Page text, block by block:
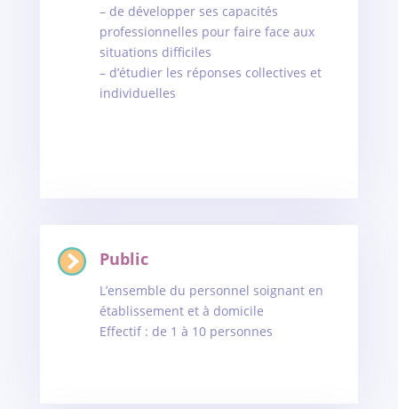
– de développer ses capacités
professionnelles pour faire face aux
situations difficiles
– d’étudier les réponses collectives et
individuelles
Public
L’ensemble du personnel soignant en
établissement et à domicile
Effectif : de 1 à 10 personnes